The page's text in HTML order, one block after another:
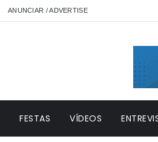
ANUNCIAR / ADVERTISE
FESTAS VÍDEOS